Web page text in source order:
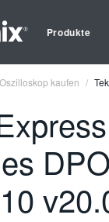
Produkte
Oszilloskop kaufen